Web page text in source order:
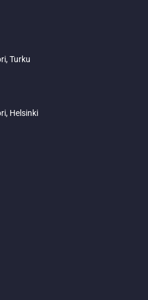
Turku
Helsinki